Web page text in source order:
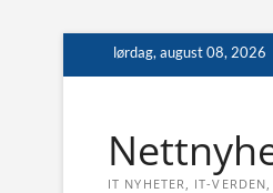
lørdag, august 08, 2026
IT NYHETER, IT-